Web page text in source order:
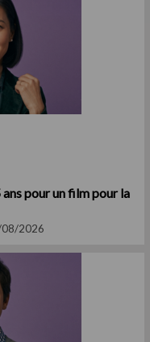
pour un film pour la
2026